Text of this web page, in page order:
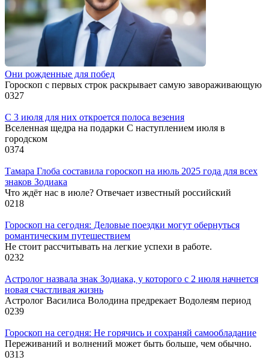
Они рожденные для побед
Гороскоп с первых строк раскрывает самую завораживающую
0327
С 3 июля для них откроется полоса везения
Вселенная щедра на подарки С наступлением июля в
городском
0374
Тамара Глоба составила гороскоп на июль 2025 года для всех
знаков Зодиака
Что ждёт нас в июле? Отвечает известный российский
0218
Гороскоп на сегодня: Деловые поездки могут обернуться
романтическим путешествием
Не стоит рассчитывать на легкие успехи в работе.
0232
Астролог назвала знак Зодиака, у которого с 2 июля начнется
новая счастливая жизнь
Астролог Василиса Володина предрекает Водолеям период
0239
Гороскоп на сегодня: Не горячись и сохраняй самообладание
Переживаний и волнений может быть больше, чем обычно.
0313